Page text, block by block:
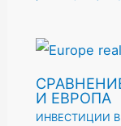
И ЕВРОПА
ИНВЕСТИЦИИ